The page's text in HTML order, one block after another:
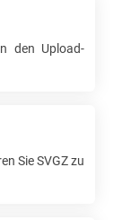
den Upload-
SieSVGZzu